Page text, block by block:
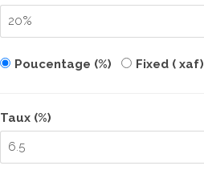
Poucentage (%) Fixed ( xaf)
Taux (%)